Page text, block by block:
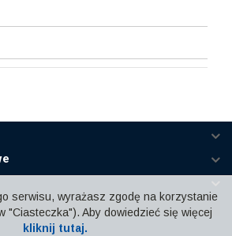
serwisu, wyrażasz zgodę na korzystanie
"Ciasteczka"). Aby dowiedzieć się więcej
kliknij tutaj.